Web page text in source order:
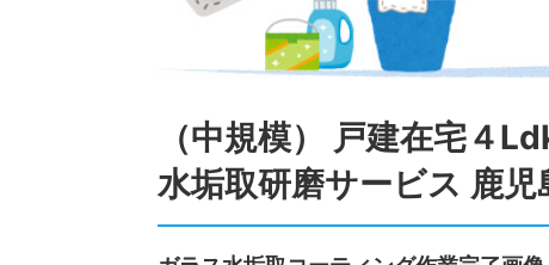
（中規模） 戸建在宅４
水垢取研磨サービス 鹿児